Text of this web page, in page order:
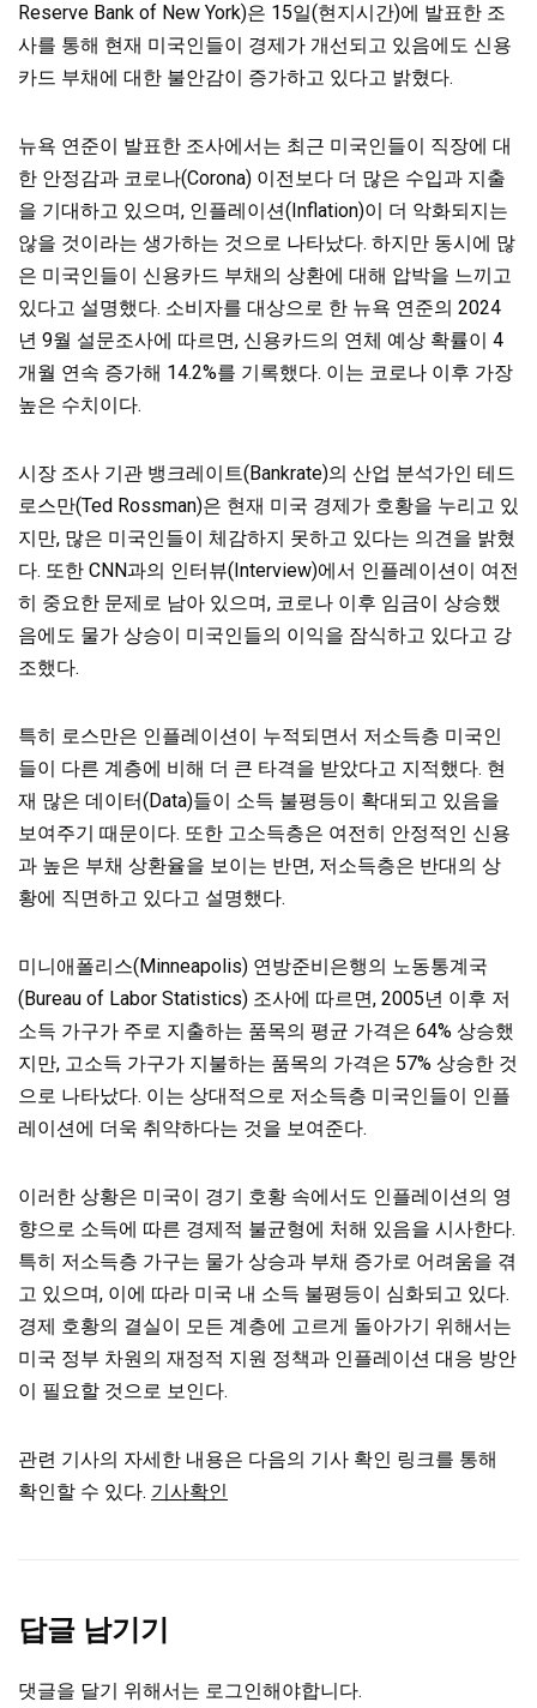
Reserve Bank of New York)은 15일(현지시간)에 발표한 조
사를 통해 현재 미국인들이 경제가 개선되고 있음에도 신용
카드 부채에 대한 불안감이 증가하고 있다고 밝혔다.
뉴욕 연준이 발표한 조사에서는 최근 미국인들이 직장에 대
한 안정감과 코로나(Corona) 이전보다 더 많은 수입과 지출
을 기대하고 있으며, 인플레이션(Inflation)이 더 악화되지는
않을 것이라는 생가하는 것으로 나타났다. 하지만 동시에 많
은 미국인들이 신용카드 부채의 상환에 대해 압박을 느끼고
있다고 설명했다. 소비자를 대상으로 한 뉴욕 연준의 2024
년 9월 설문조사에 따르면, 신용카드의 연체 예상 확률이 4
개월 연속 증가해 14.2%를 기록했다. 이는 코로나 이후 가장
높은 수치이다.
시장 조사 기관 뱅크레이트(Bankrate)의 산업 분석가인 테드
로스만(Ted Rossman)은 현재 미국 경제가 호황을 누리고 있
지만, 많은 미국인들이 체감하지 못하고 있다는 의견을 밝혔
다. 또한 CNN과의 인터뷰(Interview)에서 인플레이션이 여전
히 중요한 문제로 남아 있으며, 코로나 이후 임금이 상승했
음에도 물가 상승이 미국인들의 이익을 잠식하고 있다고 강
조했다.
특히 로스만은 인플레이션이 누적되면서 저소득층 미국인
들이 다른 계층에 비해 더 큰 타격을 받았다고 지적했다. 현
재 많은 데이터(Data)들이 소득 불평등이 확대되고 있음을
보여주기 때문이다. 또한 고소득층은 여전히 안정적인 신용
과 높은 부채 상환율을 보이는 반면, 저소득층은 반대의 상
황에 직면하고 있다고 설명했다.
미니애폴리스(Minneapolis) 연방준비은행의 노동통계국
(Bureau of Labor Statistics) 조사에 따르면, 2005년 이후 저
소득 가구가 주로 지출하는 품목의 평균 가격은 64% 상승했
지만, 고소득 가구가 지불하는 품목의 가격은 57% 상승한 것
으로 나타났다. 이는 상대적으로 저소득층 미국인들이 인플
레이션에 더욱 취약하다는 것을 보여준다.
이러한 상황은 미국이 경기 호황 속에서도 인플레이션의 영
향으로 소득에 따른 경제적 불균형에 처해 있음을 시사한다.
특히 저소득층 가구는 물가 상승과 부채 증가로 어려움을 겪
고 있으며, 이에 따라 미국 내 소득 불평등이 심화되고 있다.
경제 호황의 결실이 모든 계층에 고르게 돌아가기 위해서는
미국 정부 차원의 재정적 지원 정책과 인플레이션 대응 방안
이 필요할 것으로 보인다.
관련 기사의 자세한 내용은 다음의 기사 확인 링크를 통해
확인할 수 있다. 기사확인
답글 남기기
댓글을 달기 위해서는 로그인해야합니다.